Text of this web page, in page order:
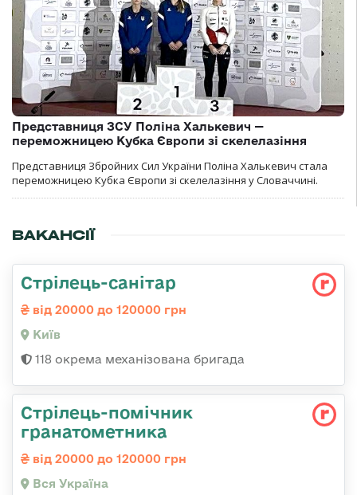
Представниця ЗСУ Поліна Халькевич —
переможницею Кубка Європи зі скелелазіння
Представниця Збройних Сил України Поліна Халькевич стала
переможницею Кубка Європи зі скелелазіння у Словаччині.
ВАКАНСІЇ
Стрілець-санітар
від 20000 до 120000 грн
Київ
118 окрема механізована бригада
Стрілець-помічник
гранатометника
від 20000 до 120000 грн
Вся Україна